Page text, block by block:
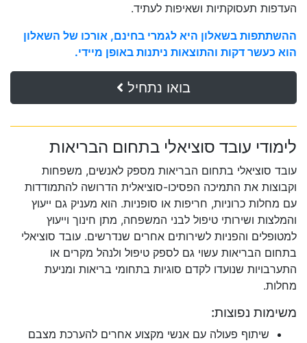
העדפות תעסוקתיות ושאיפות לעתיד.
ההשתתפות בשאלון היא לגמרי בחינם, אורכו של השאלון
הוא כעשר דקות והתוצאות ניתנות באופן מיידי.
בואו נתחיל
לימודי עובד סוציאלי בתחום הבריאות
עובד סוציאלי בתחום הבריאות מספק לאנשים, משפחות
וקבוצות את התמיכה הפסיכו-סוציאלית הדרושה להתמודדות
עם מחלות כרוניות, חריפות או סופניות. הוא מעניק גם ייעוץ
והמלצות ושירותי טיפול לבני המשפחה, מתן חינוך וייעוץ
למטופלים והפניות לשירותים אחרים שנדרשים. עובד סוציאלי
בתחום הבריאות עשוי גם לספק טיפול ולנהל מקרים או
התערבויות שנועדו לקדם סוגיות בתחומי בריאות ומניעת
מחלות.
משימות נפוצות:
שיתוף פעולה עם אנשי מקצוע אחרים להערכת מצבם